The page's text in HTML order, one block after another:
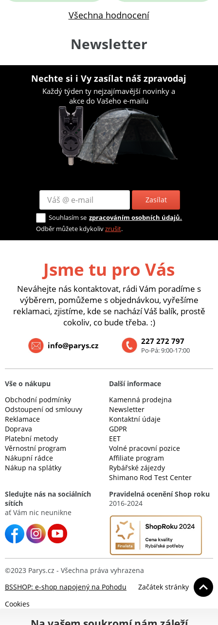
Všechna hodnocení
Newsletter
Nechte si i Vy zasílat náš zpravodaj
Každý týden ty nejzajímavější novinky a
akce do Vašeho e-mailu
Zasílat
Souhlasím se zpracováním osobních údajů.
Odběr můžete kdykolivzrušit.
Jsme tu pro Vás
Neváhejte nás kontaktovat, rádi Vám poradíme s
výběrem, pomůžeme s objednávkou, vyřešíme
reklamaci, zjistíme, kde se nachází Váš balík, prostě
cokoliv, co bude třeba. :)
227 272 797
Po-Pá: 9:00-17:00
info@parys.cz
Vše o nákupu
Obchodní podmínky
Odstoupení od smlouvy
Reklamace
Doprava
Platební metody
Věrnostní program
Nákupní rádce
Nákup na splátky
Další informace
Kamenná prodejna
Newsletter
Kontaktní údaje
GDPR
EET
Volné pracovní pozice
Affiliate program
Rybářské zájezdy
Shimano Rod Test Center
Sledujte nás na sociálních
sítích
ať Vám nic neunikne
Pravidelná ocenění Shop roku
2016-2024
©2023 Parys.cz - Všechna práva vyhrazena
BSSHOP: e-shop napojený na Pohodu
Začátek stránky
Cookies